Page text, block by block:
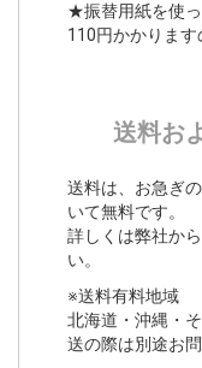
★振替用紙を使
110円かかります
送料お
送料は、お急ぎ
いて無料です。
詳しくは弊社か
い。
※送料有料地域
北海道・沖縄・
送の際は別途お